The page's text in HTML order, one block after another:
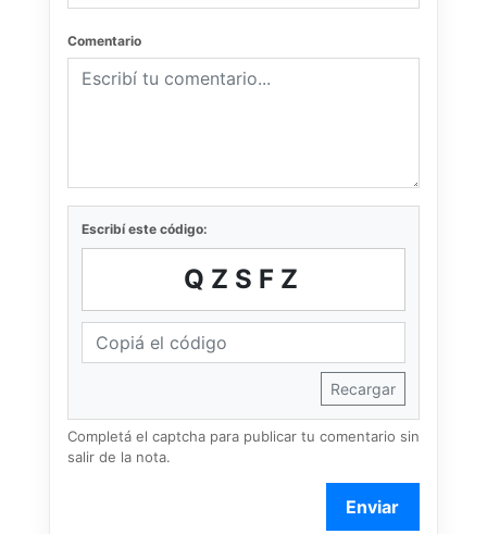
Comentario
Escribí este código:
QZSFZ
Recargar
Completá el captcha para publicar tu comentario sin
salir de la nota.
Enviar